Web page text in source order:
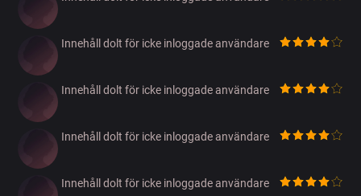
Innehåll dolt för icke inloggade användare
Innehåll dolt för icke inloggade användare
Innehåll dolt för icke inloggade användare
Innehåll dolt för icke inloggade användare